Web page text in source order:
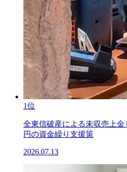
1位
全東信破産による未収売上金
円の資金繰り支援策
2026.07.13